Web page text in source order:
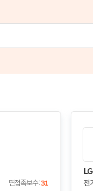
면접족보수 :31 전